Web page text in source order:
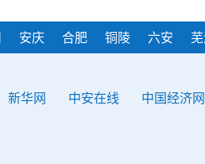
安庆 合肥 铜陵 六安
新华网 中安在线 中国经济网